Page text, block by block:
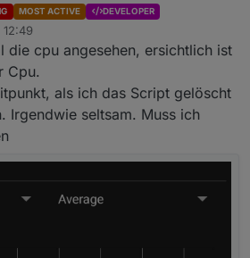
MOST ACTIVE DEVELOPER
die cpu angesehen, ersichtlich ist
Cpu.
als ich das Script gelöscht
Irgendwie seltsam. Muss ich